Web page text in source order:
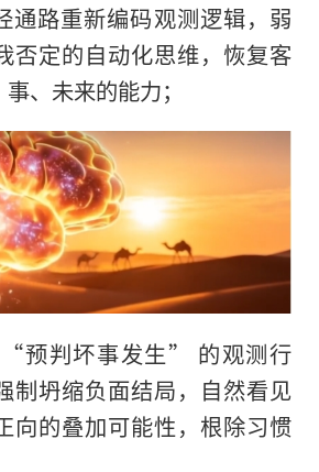
通路重新编码观测逻辑，弱
否定的自动化思维，恢复客
、未来的能力；
预判坏事发生” 的观测行
制坍缩负面结局，自然看见
向的叠加可能性，根除习惯